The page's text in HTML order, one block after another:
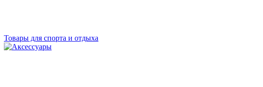
Товары для спорта и отдыха